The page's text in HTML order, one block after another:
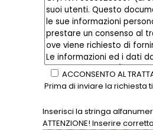
ACCONSENTO AL
Prima di inviare la richiesta
Inserisci la stringa
ATTENZIONE! Inserire